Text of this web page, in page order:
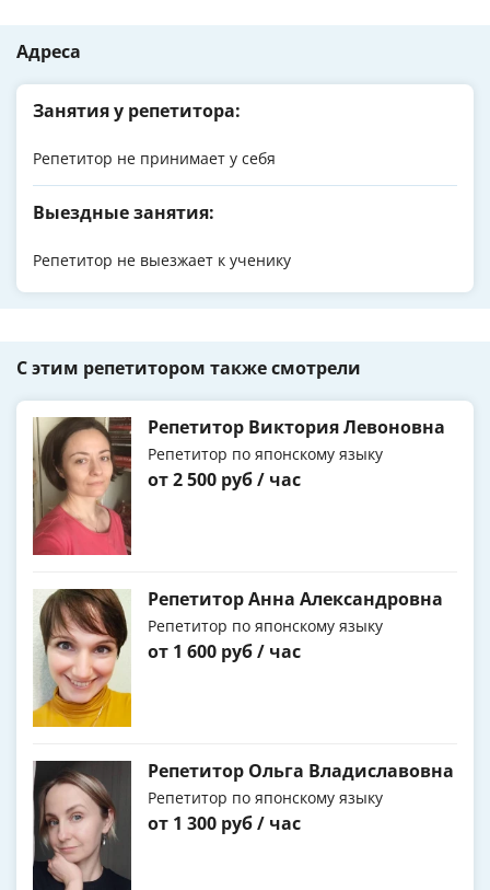
Адреса
Занятия у репетитора:
Репетитор не принимает у себя
Выездные занятия:
Репетитор не выезжает к ученику
С этим репетитором также смотрели
Репетитор Виктория Левоновна
Репетитор по японскому языку
от 2 500 руб / час
Репетитор Анна Александровна
Репетитор по японскому языку
от 1 600 руб / час
Репетитор Ольга Владиславовна
Репетитор по японскому языку
от 1 300 руб / час